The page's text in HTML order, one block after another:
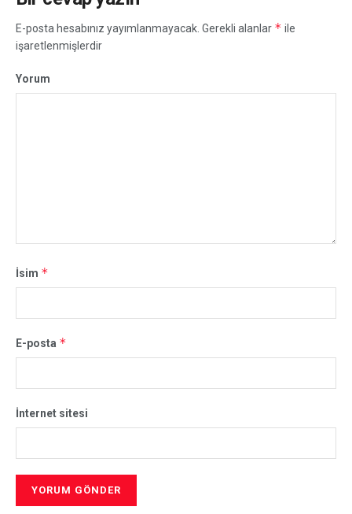
E-posta hesabınız yayımlanmayacak. Gerekli alanlar * ile
işaretlenmişlerdir
Yorum
İsim *
E-posta *
İnternet sitesi